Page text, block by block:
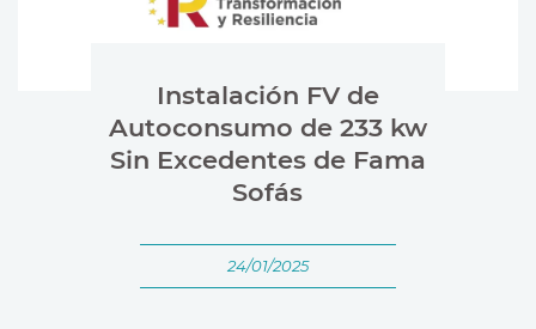
Instalación FV de
Autoconsumo de 233 kw
Sin Excedentes de Fama
Sofás
24/01/2025